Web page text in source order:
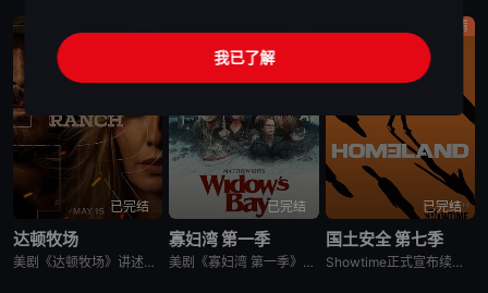
已完结
达顿牧场
美剧《达顿牧场》讲述了，抛开《黄石》时期经历的阴影，Beth和Rip努力共筑未来，但他们遭遇了残酷的新现实，以及一家不择手段、只为保住自己帝国的无情敌对牧场。在南得克萨斯州，血脉之深远胜于一切，宽恕转
已完结
寡妇湾 第一季
美剧《寡妇湾 第一季》讲述了，新英格兰外海40英里处的寡妇湾，终年被迷雾笼罩。这里流传着百年前的海难传说，所有出海的渔民葬身深海，只留下满岛寡妇与一道血色诅咒。新任市长汤姆·洛夫蒂斯决心振兴衰败的小镇
剧情
已完结
国土安全 第七季
Showtime正式宣布续订《国土安全》第7季。
我已了解